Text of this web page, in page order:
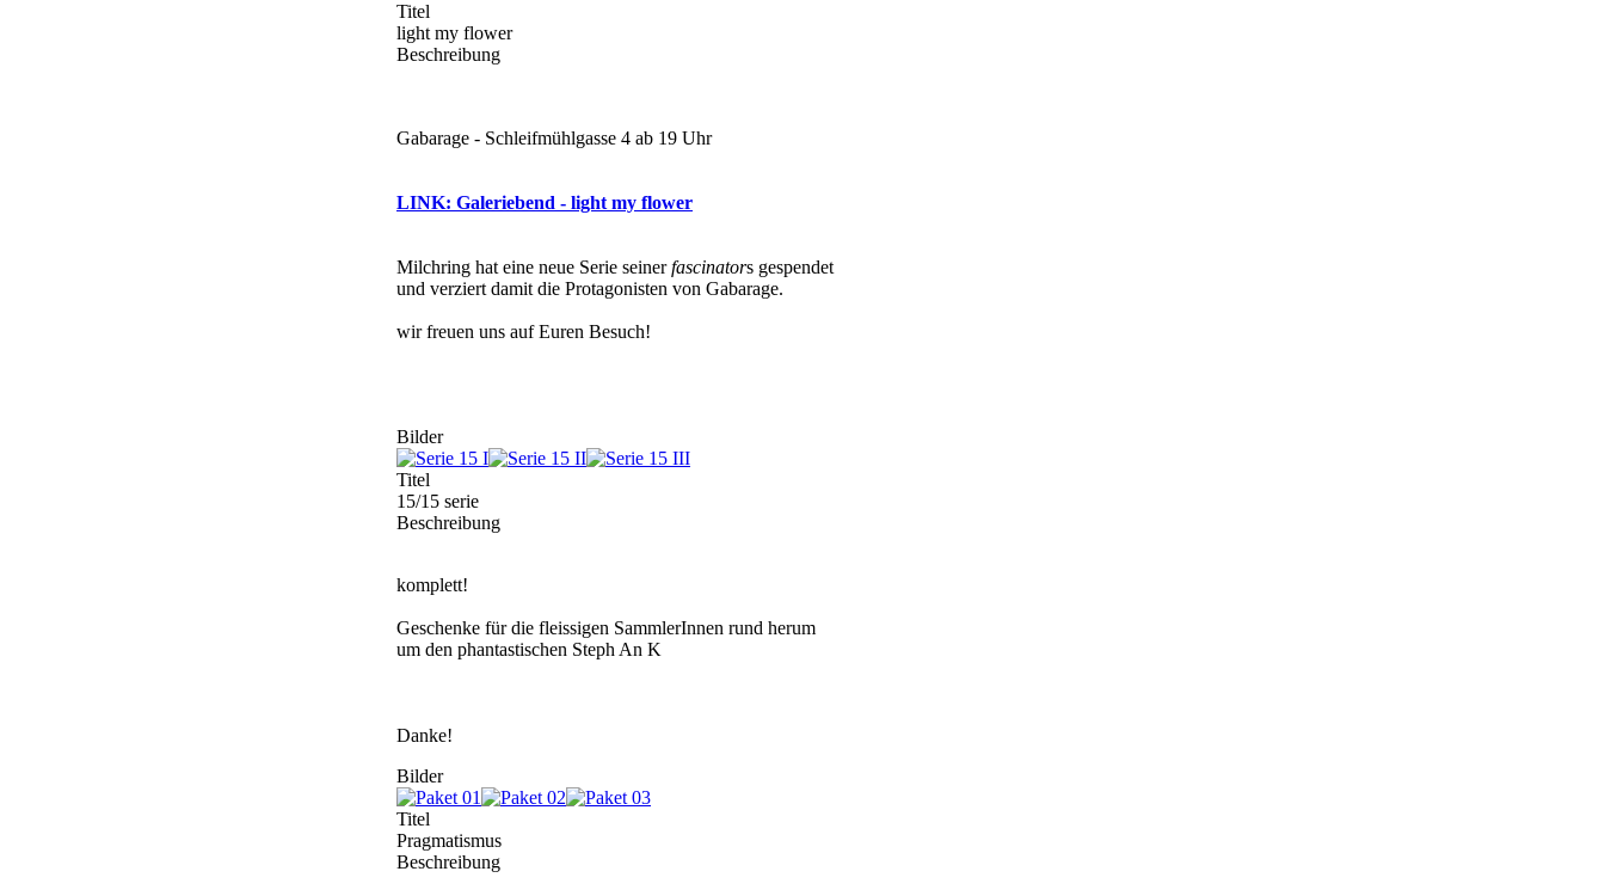
Titel
light my flower
Beschreibung
Gabarage - Schleifmühlgasse 4 ab 19 Uhr
LINK: Galeriebend - light my flower
Milchring hat eine neue Serie seinerfascinators gespendet
und verziert damit die Protagonisten von Gabarage.
wir freuen uns auf Euren Besuch!
Bilder
Titel
15/15 serie
Beschreibung
komplett!
Geschenke für die fleissigen SammlerInnen rund herum
um den phantastischen Steph An K
Danke!
Bilder
Titel
Pragmatismus
Beschreibung